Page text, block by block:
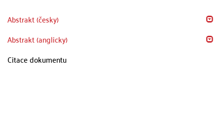
Abstrakt (česky)
Abstrakt (anglicky)
Citace dokumentu